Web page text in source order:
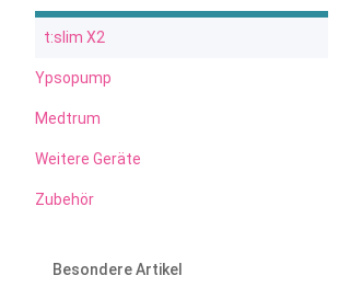
t:slim X2
Ypsopump
Medtrum
Weitere Geräte
Zubehör
Besondere Artikel